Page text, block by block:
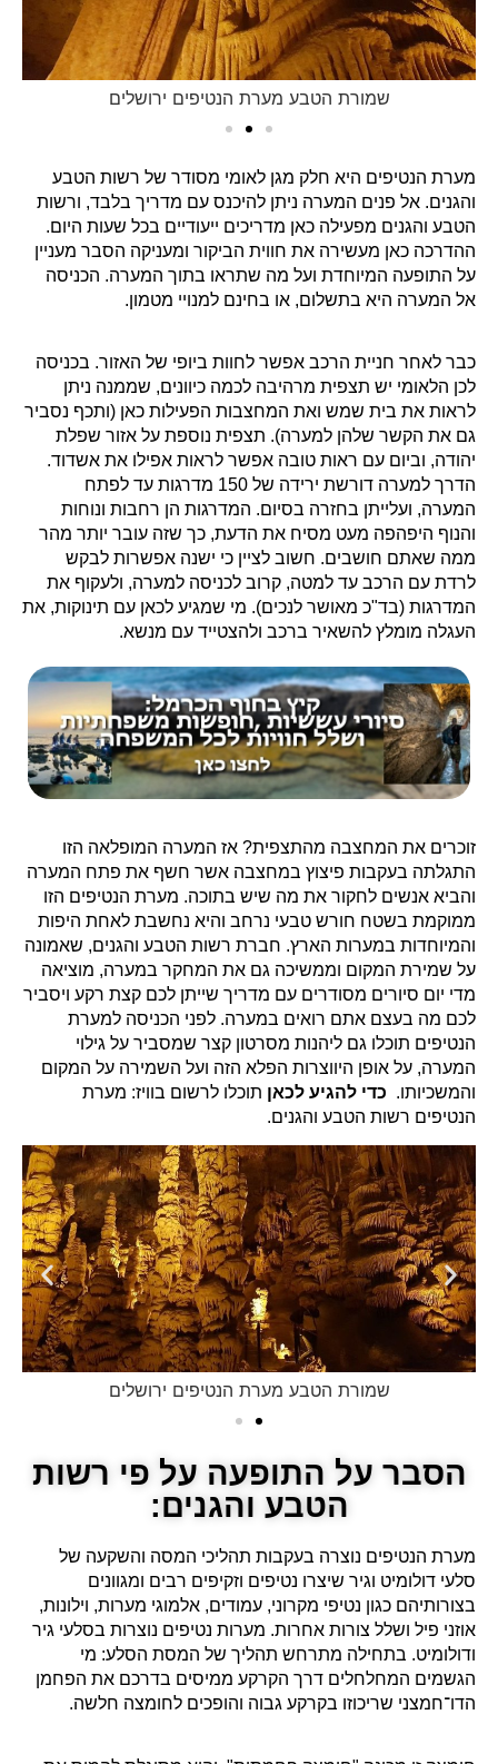
שמורת הטבע מערת הנטיפים ירושלים
מערת הנטיפים היא חלק מגן לאומי מסודר של רשות הטבע
והגנים. אל פנים המערה ניתן להיכנס עם מדריך בלבד, ורשות
הטבע והגנים מפעילה כאן מדריכים ייעודיים בכל שעות היום.
ההדרכה כאן מעשירה את חווית הביקור ומעניקה הסבר מעניין
על התופעה המיוחדת ועל מה שתראו בתוך המערה. הכניסה
אל המערה היא בתשלום, או בחינם למנויי מטמון.
כבר לאחר חניית הרכב אפשר לחוות ביופי של האזור. בכניסה
לכן הלאומי יש תצפית מרהיבה לכמה כיוונים, שממנה ניתן
לראות את בית שמש ואת המחצבות הפעילות כאן (ותכף נסביר
גם את הקשר שלהן למערה). תצפית נוספת על אזור שפלת
יהודה, וביום עם ראות טובה אפשר לראות אפילו את אשדוד.
הדרך למערה דורשת ירידה של 150 מדרגות עד לפתח
המערה, ועלייתן בחזרה בסיום. המדרגות הן רחבות ונוחות
והנוף היפהפה מעט מסיח את הדעת, כך שזה עובר יותר מהר
ממה שאתם חושבים. חשוב לציין כי ישנה אפשרות לבקש
לרדת עם הרכב עד למטה, קרוב לכניסה למערה, ולעקוף את
המדרגות (בד"כ מאושר לנכים). מי שמגיע לכאן עם תינוקות, את
העגלה מומלץ להשאיר ברכב ולהצטייד עם מנשא.
זוכרים את המחצבה מהתצפית? אז המערה המופלאה הזו
התגלתה בעקבות פיצוץ במחצבה אשר חשף את פתח המערה
והביא אנשים לחקור את מה שיש בתוכה. מערת הנטיפים הזו
ממוקמת בשטח חורש טבעי נרחב והיא נחשבת לאחת היפות
והמיוחדות במערות הארץ. חברת רשות הטבע והגנים, שאמונה
על שמירת המקום וממשיכה גם את המחקר במערה, מוציאה
מדי יום סיורים מסודרים עם מדריך שייתן לכם קצת רקע ויסביר
לכם מה בעצם אתם רואים במערה. לפני הכניסה למערת
הנטיפים תוכלו גם ליהנות מסרטון קצר שמסביר על גילוי
המערה, על אופן היווצרות הפלא הזה ועל השמירה על המקום
והמשכיותו. כדי להגיע לכאן תוכלו לרשום בוויז: מערת
הנטיפים רשות הטבע והגנים.
שמורת הטבע מערת הנטיפים ירושלים
הסבר על התופעה על פי רשות
הטבע והגנים:
מערת הנטיפים נוצרה בעקבות תהליכי המסה והשקעה של
סלעי דולומיט וגיר שיצרו נטיפים וזקיפים רבים ומגוונים
בצורותיהם כגון נטיפי מקרוני, עמודים, אלמוגי מערות, וילונות,
אוזני פיל ושלל צורות אחרות. מערות נטיפים נוצרות בסלעי גיר
ודולומיט. בתחילה מתרחש תהליך של המסת הסלע: מי
הגשמים המחלחלים דרך הקרקע ממיסים בדרכם את הפחמן
הדו־חמצני שריכוזו בקרקע גבוה והופכים לחומצה חלשה.